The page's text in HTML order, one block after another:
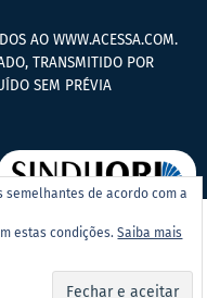
semelhantes de acordo com a
estas condições.Saiba mais
AO WWW.ACESSA.COM.
TRANSMITIDO POR
SEM PRÉVIA